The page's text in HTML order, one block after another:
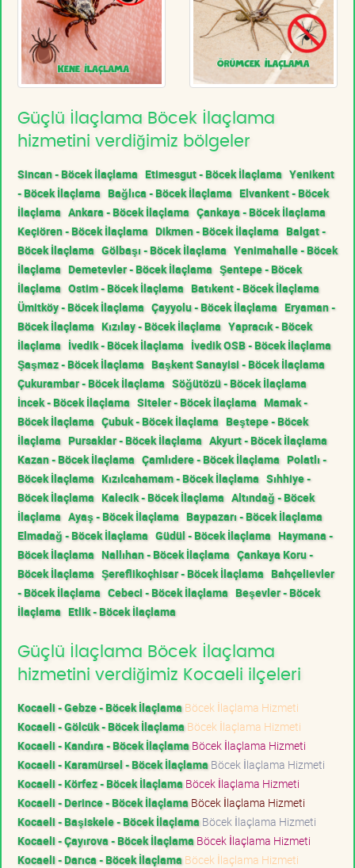
Güçlü İlaçlama Böcek İlaçlama
hizmetini verdiğimiz bölgeler
Sincan - Böcek İlaçlama Etimesgut - Böcek İlaçlama Yenikent
- Böcek İlaçlama Bağlıca - Böcek İlaçlama Elvankent - Böcek
İlaçlama Ankara - Böcek İlaçlama Çankaya - Böcek İlaçlama
Keçiören - Böcek İlaçlama Dikmen - Böcek İlaçlama Balgat -
Böcek İlaçlama Gölbaşı - Böcek İlaçlama Yenimahalle - Böcek
İlaçlama Demetevler - Böcek İlaçlama Şentepe - Böcek
İlaçlama Ostim - Böcek İlaçlama Batıkent - Böcek İlaçlama
Ümitköy - Böcek İlaçlama Çayyolu - Böcek İlaçlama Eryaman -
Böcek İlaçlama Kızılay - Böcek İlaçlama Yapracık - Böcek
İlaçlama İvedik - Böcek İlaçlama İvedik OSB - Böcek İlaçlama
Şaşmaz - Böcek İlaçlama Başkent Sanayisi - Böcek İlaçlama
Çukurambar - Böcek İlaçlama Söğütözü - Böcek İlaçlama
İncek - Böcek İlaçlama Siteler - Böcek İlaçlama Mamak -
Böcek İlaçlama Çubuk - Böcek İlaçlama Beştepe - Böcek
İlaçlama Pursaklar - Böcek İlaçlama Akyurt - Böcek İlaçlama
Kazan - Böcek İlaçlama Çamlıdere - Böcek İlaçlama Polatlı -
Böcek İlaçlama Kızılcahamam - Böcek İlaçlama Sıhhiye -
Böcek İlaçlama Kalecik - Böcek İlaçlama Altındağ - Böcek
İlaçlama Ayaş - Böcek İlaçlama Baypazarı - Böcek İlaçlama
Elmadağ - Böcek İlaçlama Güdül - Böcek İlaçlama Haymana -
Böcek İlaçlama Nallıhan - Böcek İlaçlama Çankaya Koru -
Böcek İlaçlama Şereflikoçhisar - Böcek İlaçlama Bahçelievler
- Böcek İlaçlama Cebeci - Böcek İlaçlama Beşevler - Böcek
İlaçlama Etlik - Böcek İlaçlama
Güçlü İlaçlama Böcek İlaçlama
hizmetini verdiğimiz Kocaeli ilçeleri
Kocaeli - Gebze - Böcek İlaçlama Böcek İlaçlama Hizmeti
Kocaeli - Gölcük - Böcek İlaçlama Böcek İlaçlama Hizmeti
Kocaeli - Kandıra - Böcek İlaçlama Böcek İlaçlama Hizmeti
Kocaeli - Karamürsel - Böcek İlaçlama Böcek İlaçlama Hizmeti
Kocaeli - Körfez - Böcek İlaçlama Böcek İlaçlama Hizmeti
Kocaeli - Derince - Böcek İlaçlama Böcek İlaçlama Hizmeti
Kocaeli - Başiskele - Böcek İlaçlama Böcek İlaçlama Hizmeti
Kocaeli - Çayırova - Böcek İlaçlama Böcek İlaçlama Hizmeti
Kocaeli - Darıca - Böcek İlaçlama Böcek İlaçlama Hizmeti